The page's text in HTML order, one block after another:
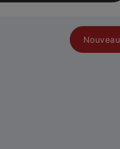
Nouveau